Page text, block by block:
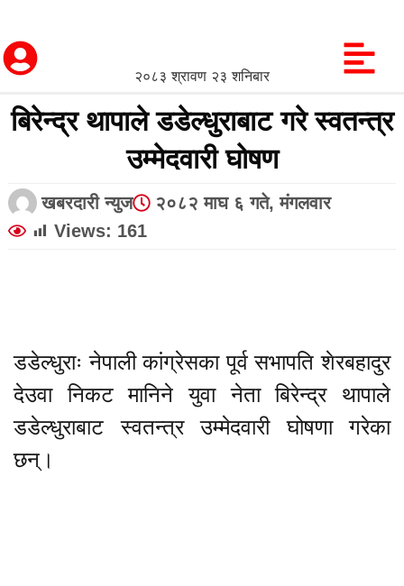
२०८३ श्रावण २३ शनिबार
बिरेन्द्र थापाले डडेल्धुराबाट गरे स्वतन्त्र
उम्मेदवारी घोषण
खबरदारी न्युज
२०८२ माघ ६ गते, मंगलवार
Views: 161
डडेल्धुराः नेपाली कांग्रेसका पूर्व सभापति शेरबहादुर
देउवा निकट मानिने युवा नेता बिरेन्द्र थापाले
डडेल्धुराबाट स्वतन्त्र उम्मेदवारी घोषणा गरेका
छन्।